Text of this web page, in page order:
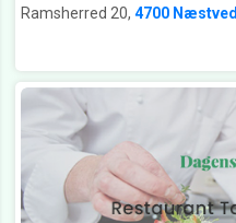
Ramsherred 20, 4700 Næstved